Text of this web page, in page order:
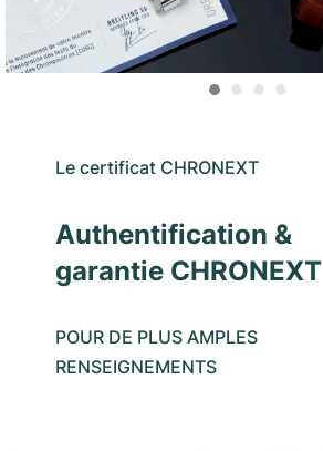
Le certificat CHRONEXT
Authentification &
garantie CHRONEXT
POUR DE PLUS AMPLES
RENSEIGNEMENTS